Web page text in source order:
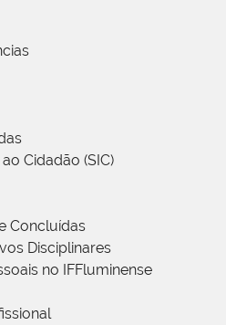
Cidadão (SIC)
Concluídas
Disciplinares
no IFFluminense